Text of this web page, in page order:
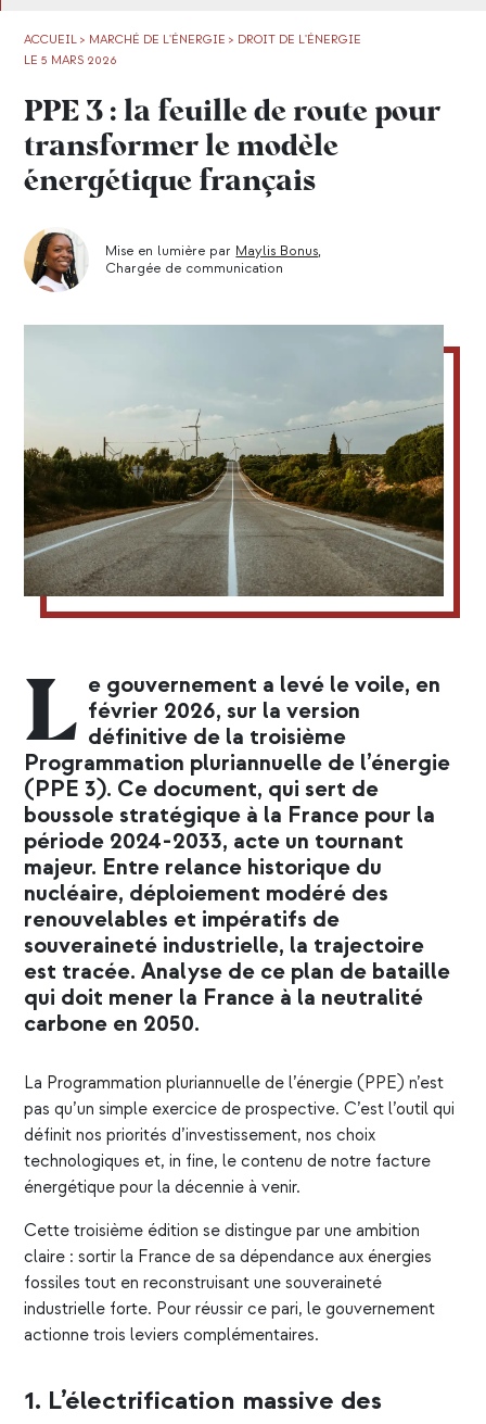
ACCUEIL > MARCHÉ DE L'ÉNERGIE > DROIT DE L'ÉNERGIE
LE 5 MARS 2026
PPE 3 : la feuille de route pour
transformer le modèle
énergétique français
Mise en lumière par Maylis Bonus,
Chargée de communication
L e gouvernement a levé le voile, en
février 2026, sur la version
définitive de la troisième
Programmation pluriannuelle de l’énergie
(PPE 3). Ce document, qui sert de
boussole stratégique à la France pour la
période 2024-2033, acte un tournant
majeur. Entre relance historique du
nucléaire, déploiement modéré des
renouvelables et impératifs de
souveraineté industrielle, la trajectoire
est tracée. Analyse de ce plan de bataille
qui doit mener la France à la neutralité
carbone en 2050.
La Programmation pluriannuelle de l’énergie (PPE) n’est
pas qu’un simple exercice de prospective. C’est l’outil qui
définit nos priorités d’investissement, nos choix
technologiques et, in fine, le contenu de notre facture
énergétique pour la décennie à venir.
Cette troisième édition se distingue par une ambition
claire : sortir la France de sa dépendance aux énergies
fossiles tout en reconstruisant une souveraineté
industrielle forte. Pour réussir ce pari, le gouvernement
actionne trois leviers complémentaires.
1. L’électrification massive des